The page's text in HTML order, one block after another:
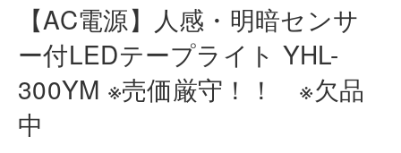
【AC電源】人感・明暗センサ
ー付LEDテープライト YHL-
300YM ※売価厳守！！ ※欠品
中